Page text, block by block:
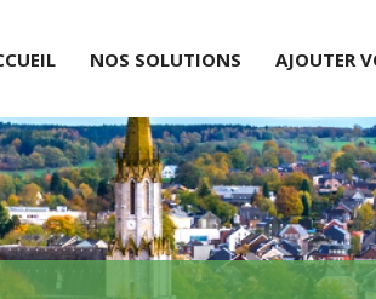
NOS SOLUTIONS AJOUTER